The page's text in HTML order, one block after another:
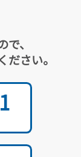
、
さい。